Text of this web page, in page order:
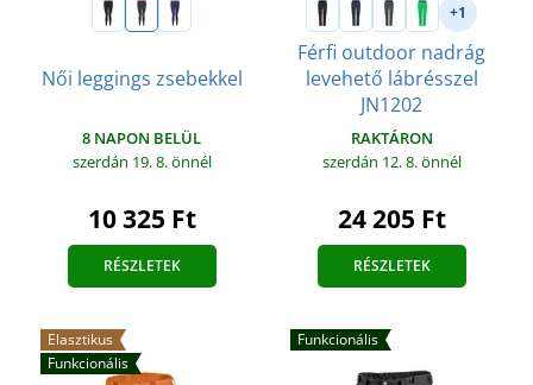
Női leggings zsebekkel
8 NAPON BELÜL
szerdán 19. 8.önnél
10 325 Ft
RÉSZLETEK
+1
Férfi outdoor nadrág
levehető lábrésszel
JN1202
RAKTÁRON
szerdán 12. 8.önnél
24 205 Ft
RÉSZLETEK
Elasztikus
Funkcionális
Funkcionális